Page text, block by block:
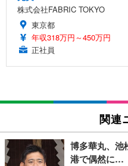
株式会社FABRIC TOKYO
東京都
年収318万円～450万円
正社員
関連
博多華丸、池
港で偶然に…